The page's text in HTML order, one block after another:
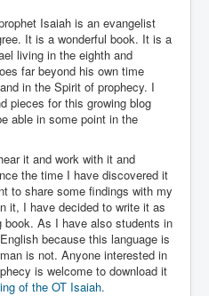
Isaiah is an evangelist
It is a wonderful book. It is a
living in the eighth and
far beyond his own time
in the Spirit of prophecy. I
pieces for this growing blog
able in some point in the
it and work with it and
the time I have discovered it
to share some findings with my
it, I have decided to write it as
book. As I have also students in
because this language is
is not. Anyone interested in
is welcome to download it
of the OT Isaiah.